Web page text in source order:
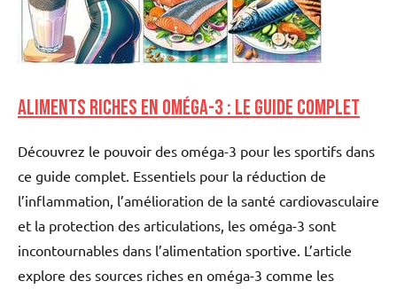
Aliments riches en oméga-3 : Le guide complet
Découvrez le pouvoir des oméga-3 pour les sportifs dans
ce guide complet. Essentiels pour la réduction de
l’inflammation, l’amélioration de la santé cardiovasculaire
et la protection des articulations, les oméga-3 sont
incontournables dans l’alimentation sportive. L’article
explore des sources riches en oméga-3 comme les